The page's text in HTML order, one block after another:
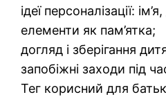
ідеї персоналізації:
елементи як пам’ятка;
догляд і зберігання
запобіжні заходи під
Тег корисний для